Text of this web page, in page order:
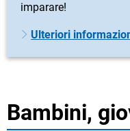
imparare!
Ulteriori
Bambini,